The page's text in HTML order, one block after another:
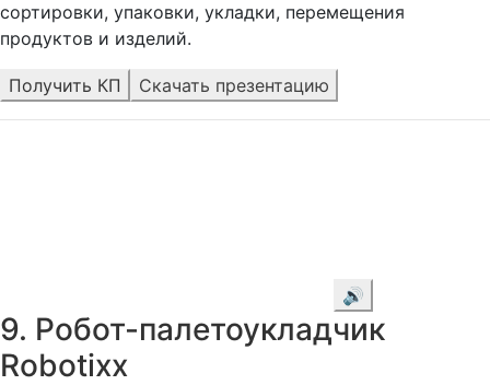
сортировки, упаковки, укладки, перемещения
продуктов и изделий.
Получить КП Скачать презентацию
🔊
9. Робот-палетоукладчик
Robotixx